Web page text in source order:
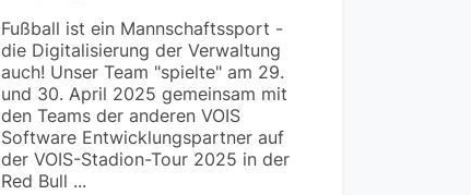
Fußball ist ein Mannschaftssport -
die Digitalisierung der Verwaltung
auch! Unser Team "spielte" am 29.
und 30. April 2025 gemeinsam mit
den Teams der anderen VOIS
Software Entwicklungspartner auf
der VOIS-Stadion-Tour 2025 in der
Red Bull ...